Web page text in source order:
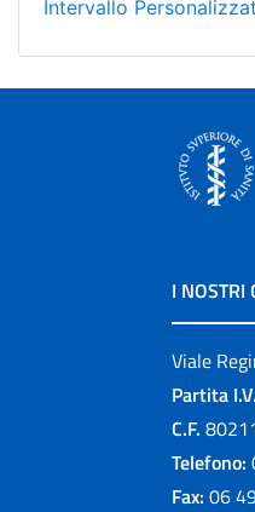
Intervallo
I NOSTRI
Viale
Partita
C.F.
Telefono:
Fax: 06